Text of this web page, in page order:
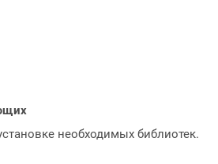
необходимых библиотек.